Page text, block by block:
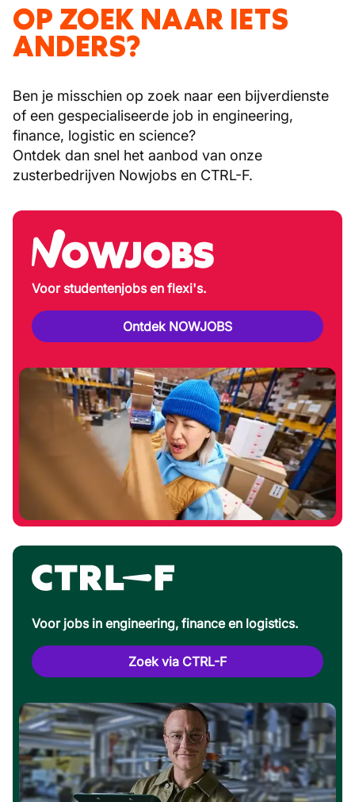
OP ZOEK NAAR IETS
ANDERS?
Ben je misschien op zoek naar een bijverdienste
of een gespecialiseerde job in engineering,
finance, logistic en science?
Ontdek dan snel het aanbod van onze
zusterbedrijven Nowjobs en CTRL-F.
Voor studentenjobs en flexi's.
Ontdek NOWJOBS
Voor jobs in engineering, finance en logistics.
Zoek via CTRL-F